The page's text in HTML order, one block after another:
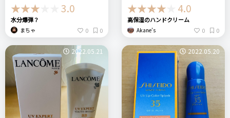
3.0
水分爆弾？
まちゃ 0 0
4.0
高保湿のハンドクリーム
Akane’s 0 0
2022.05.21 2022.05.20